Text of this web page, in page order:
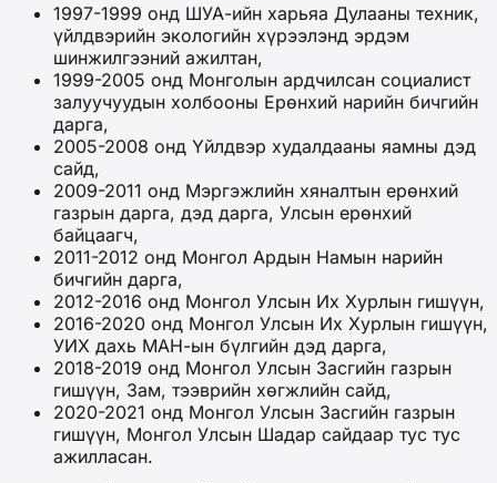
1997-1999 онд ШУА-ийн харьяа Дулааны техник,
үйлдвэрийн экологийн хүрээлэнд эрдэм
шинжилгээний ажилтан,
1999-2005 онд Монголын ардчилсан социалист
залуучуудын холбооны Ерөнхий нарийн бичгийн
дарга,
2005-2008 онд Үйлдвэр худалдааны яамны дэд
сайд,
2009-2011 онд Мэргэжлийн хяналтын ерөнхий
газрын дарга, дэд дарга, Улсын ерөнхий
байцаагч,
2011-2012 онд Монгол Ардын Намын нарийн
бичгийн дарга,
2012-2016 онд Монгол Улсын Их Хурлын гишүүн,
2016-2020 онд Монгол Улсын Их Хурлын гишүүн,
УИХ дахь МАН-ын бүлгийн дэд дарга,
2018-2019 онд Монгол Улсын Засгийн газрын
гишүүн, Зам, тээврийн хөгжлийн сайд,
2020-2021 онд Монгол Улсын Засгийн газрын
гишүүн, Монгол Улсын Шадар сайдаар тус тус
ажилласан.